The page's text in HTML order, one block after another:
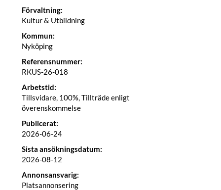
Förvaltning:
Kultur & Utbildning
Kommun:
Nyköping
Referensnummer:
RKUS-26-018
Arbetstid:
Tillsvidare, 100%, Tillträde enligt
överenskommelse
Publicerat:
2026-06-24
Sista ansökningsdatum:
2026-08-12
Annonsansvarig:
Platsannonsering